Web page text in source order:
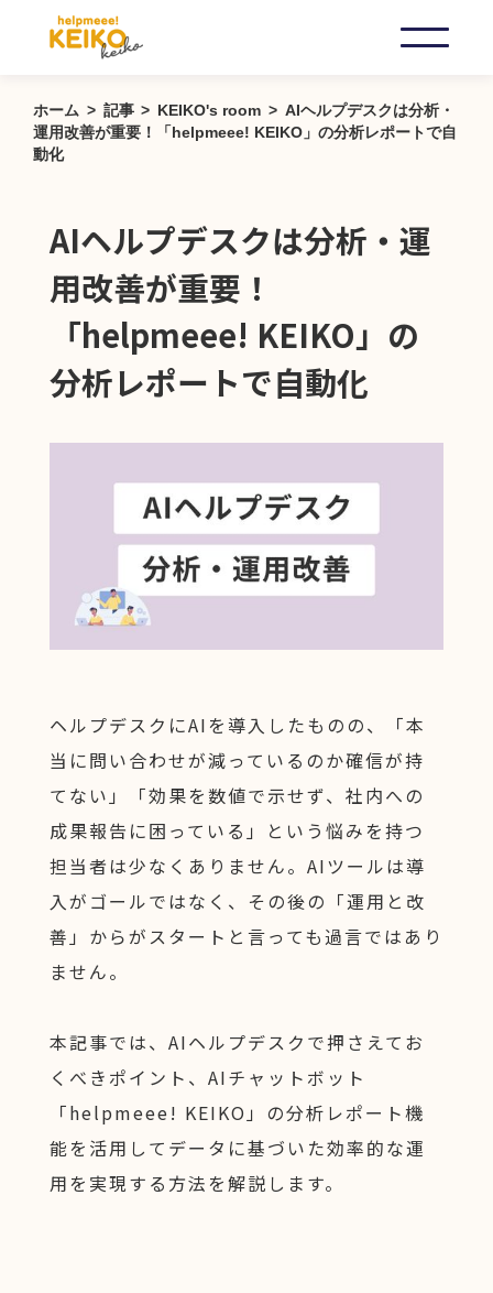
ホーム 記事 KEIKO's room
AIヘルプデスクは分析・
運用改善が重要！「helpmeee! KEIKO」の分析レポートで自
動化
AIヘルプデスクは分析・運
用改善が重要！
「helpmeee! KEIKO」の
分析レポートで自動化
ヘルプデスクにAIを導入したものの、「本
当に問い合わせが減っているのか確信が持
てない」「効果を数値で示せず、社内への
成果報告に困っている」という悩みを持つ
担当者は少なくありません。AIツールは導
入がゴールではなく、その後の「運用と改
善」からがスタートと言っても過言ではあり
ません。
本記事では、AIヘルプデスクで押さえてお
くべきポイント、AIチャットボット
「helpmeee! KEIKO」の分析レポート機
能を活用してデータに基づいた効率的な運
用を実現する方法を解説します。